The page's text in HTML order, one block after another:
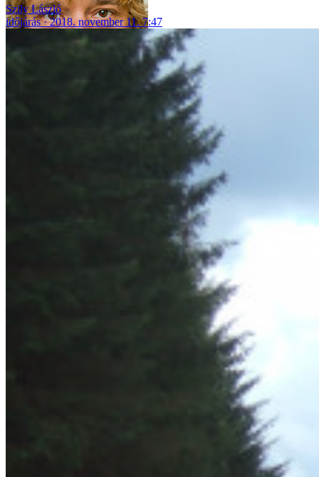
Szily László
időjárás
2018. november 11. 7:47